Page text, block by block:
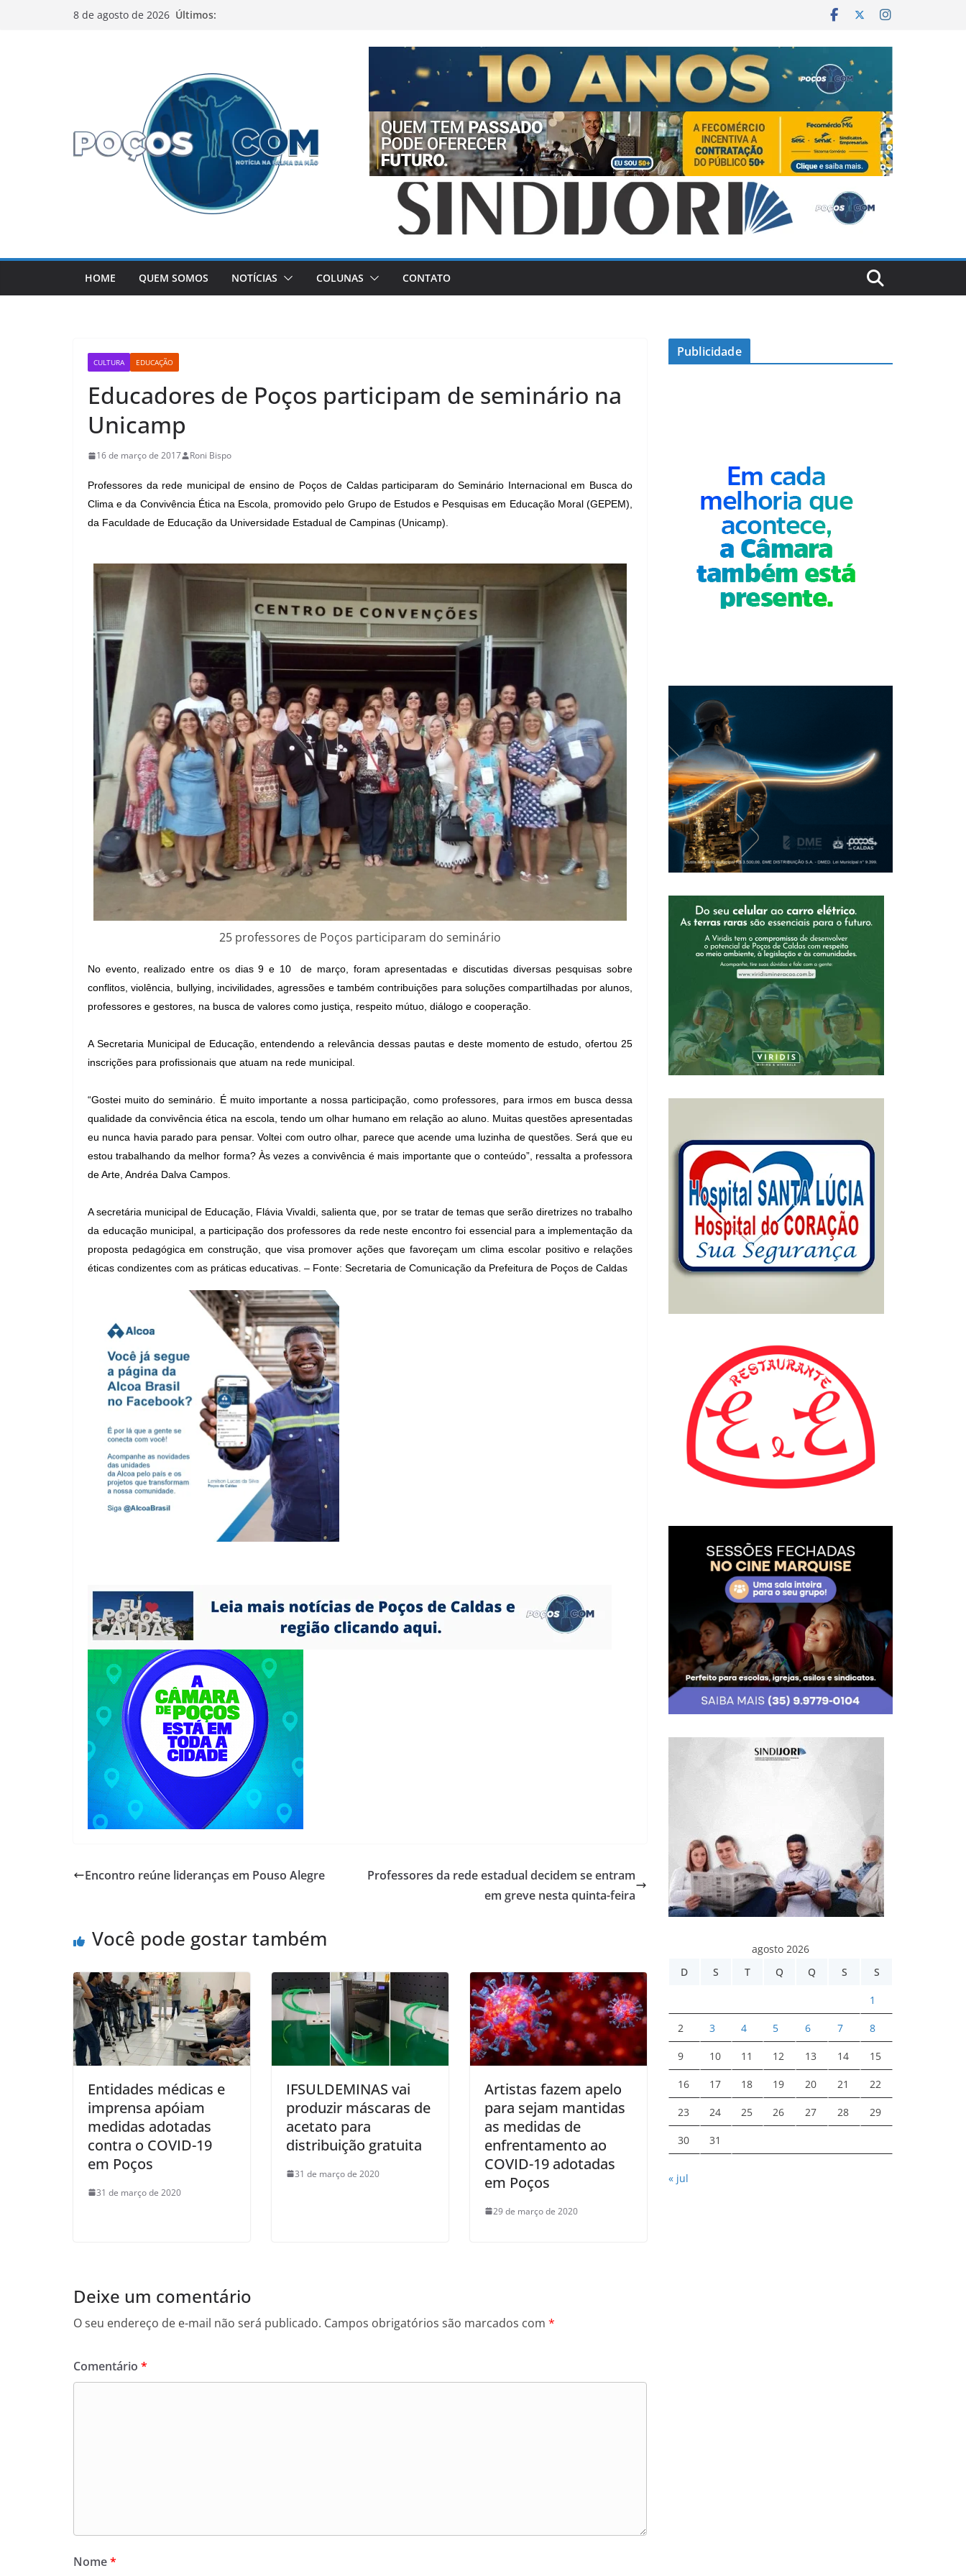
8 de agosto de 2026 Últimos:
HOME QUEM SOMOS NOTÍCIAS COLUNAS CONTATO
CULTURA EDUCAÇÃO
Educadores de Poços participam de seminário na
Unicamp
16 de março de 2017 Roni Bispo
Professores da rede municipal de ensino de Poços de Caldas participaram do Seminário Internacional em Busca do
Clima e da Convivência Ética na Escola, promovido pelo Grupo de Estudos e Pesquisas em Educação Moral (GEPEM),
da Faculdade de Educação da Universidade Estadual de Campinas (Unicamp).
25 professores de Poços participaram do seminário
No evento, realizado entre os dias 9 e 10 de março, foram apresentadas e discutidas diversas pesquisas sobre
conflitos, violência, bullying, incivilidades, agressões e também contribuições para soluções compartilhadas por alunos,
professores e gestores, na busca de valores como justiça, respeito mútuo, diálogo e cooperação.
A Secretaria Municipal de Educação, entendendo a relevância dessas pautas e deste momento de estudo, ofertou 25
inscrições para profissionais que atuam na rede municipal.
“Gostei muito do seminário. É muito importante a nossa participação, como professores, para irmos em busca dessa
qualidade da convivência ética na escola, tendo um olhar humano em relação ao aluno. Muitas questões apresentadas
eu nunca havia parado para pensar. Voltei com outro olhar, parece que acende uma luzinha de questões. Será que eu
estou trabalhando da melhor forma? Às vezes a convivência é mais importante que o conteúdo”, ressalta a professora
de Arte, Andréa Dalva Campos.
A secretária municipal de Educação, Flávia Vivaldi, salienta que, por se tratar de temas que serão diretrizes no trabalho
da educação municipal, a participação dos professores da rede neste encontro foi essencial para a implementação da
proposta pedagógica em construção, que visa promover ações que favoreçam um clima escolar positivo e relações
éticas condizentes com as práticas educativas. – Fonte: Secretaria de Comunicação da Prefeitura de Poços de Caldas
Encontro reúne lideranças em Pouso Alegre
Professores da rede estadual decidem se entram
em greve nesta quinta-feira
Você pode gostar também
Entidades médicas e
imprensa apóiam
medidas adotadas
contra o COVID-19
em Poços
31 de março de 2020
IFSULDEMINAS vai
produzir máscaras de
acetato para
distribuição gratuita
31 de março de 2020
Artistas fazem apelo
para sejam mantidas
as medidas de
enfrentamento ao
COVID-19 adotadas
em Poços
29 de março de 2020
Deixe um comentário
O seu endereço de e-mail não será publicado. Campos obrigatórios são marcados com *
Comentário *
Nome*
Publicidade
agosto 2026
D
S T Q Q S S
1
2 3 4 5 6 7 8
9 10 11 12 13 14 15
16 17 18 19 20 21 22
23 24 25 26 27 28 29
30 31
« jul